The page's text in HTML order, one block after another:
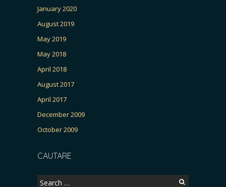
January 2020
August 2019
May 2019
May 2018
April 2018
August 2017
April 2017
December 2009
October 2009
CAUTARE
Search